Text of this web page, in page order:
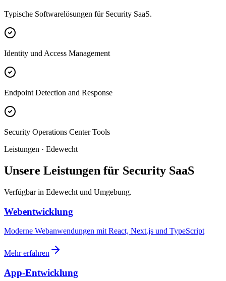
Typische Softwarelösungen für Security SaaS.
Identity und Access Management
Endpoint Detection and Response
Security Operations Center Tools
Leistungen · Edewecht
Unsere Leistungen für Security SaaS
Verfügbar in Edewecht und Umgebung.
Webentwicklung
Moderne Webanwendungen mit React, Next.js und TypeScript
Mehr erfahren
App-Entwicklung